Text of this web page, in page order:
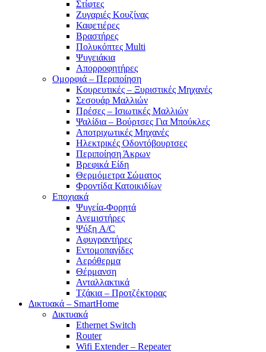
Στίφτες
Ζυγαριές Κουζίνας
Καφετιέρες
Βραστήρες
Πολυκόπτες Multi
Ψυγειάκια
Απορροφητήρες
Ομορφιά – Περιποίηση
Κουρευτικές – Ξυριστικές Μηχανές
Σεσουάρ Μαλλιών
Πρέσες – Ισιωτικές Μαλλιών
Ψαλίδια – Βούρτσες Για Μπούκλες
Αποτριχωτικές Μηχανές
Ηλεκτρικές Οδοντόβουρτσες
Περιποίηση Άκρων
Βρεφικά Είδη
Θερμόμετρα Σώματος
Φροντίδα Κατοικιδίων
Εποχιακά
Ψυγεία-Φορητά
Ανεμιστήρες
Ψύξη A/C
Αφυγραντήρες
Εντομοπαγίδες
Αερόθερμα
Θέρμανση
Ανταλλακτικά
Τζάκια – Προτζέκτορας
Δικτυακά – SmartHome
Δικτυακά
Ethernet Switch
Router
Wifi Extender – Repeater